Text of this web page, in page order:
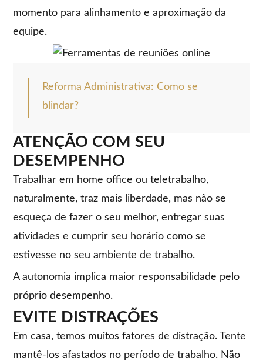
momento para alinhamento e aproximação da
equipe.
Reforma Administrativa: Como se
blindar?
ATENÇÃO COM SEU
DESEMPENHO
Trabalhar em home office ou teletrabalho,
naturalmente, traz mais liberdade, mas não se
esqueça de fazer o seu melhor, entregar suas
atividades e cumprir seu horário como se
estivesse no seu ambiente de trabalho.
A autonomia implica maior responsabilidade pelo
próprio desempenho.
EVITE DISTRAÇÕES
Em casa, temos muitos fatores de distração. Tente
mantê-los afastados no período de trabalho. Não